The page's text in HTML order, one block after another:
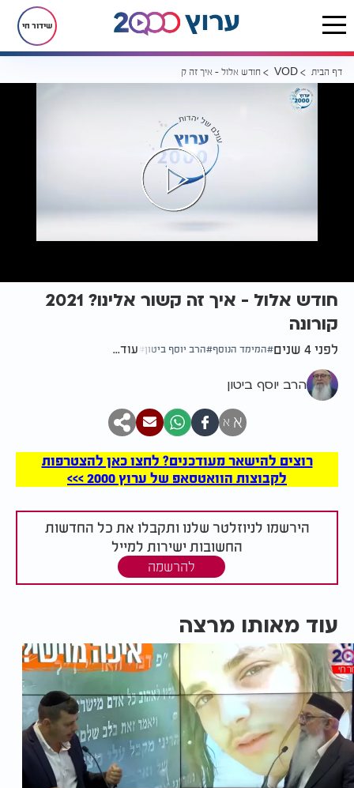
שידור חי
דף הבית VOD חודש אלול - איך זה קשור אלינו? 2021 קורונה
חודש אלול - איך זה קשור אלינו? 2021
קורונה
לפני 4 שנים המימד הנוסף הרב יוסף ביטון עוד...
הרב יוסף ביטון
א א
רוצים להישאר מעודכנים? לחצו כאן להצטרפות
לקבוצות הוואטסאפ של ערוץ 2000 >>>
הירשמו לניוזלטר שלנו ותקבלו את כל החדשות
החשובות ישירות למייל
להרשמה
עוד מאותו מרצה